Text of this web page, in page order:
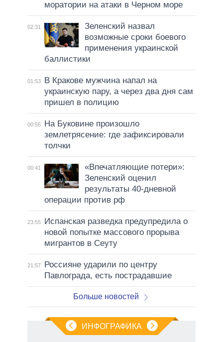
моратории на атаки в Черном море
02:31
Зеленский назвал
возможные сроки боевого
применения украинской
баллистики
01:53
В Кракове мужчина напал на
украинскую пару, а через два дня сам
пришел в полицию
00:55
На Буковине произошло
землетрясение: где зафиксировали
толчки
00:41
«Впечатляющие потери»:
Зеленский оценил
результаты 40-дневной
операции против рф
23:55
Испанская разведка предупредила о
новой попытке массового прорыва
мигрантов в Сеуту
21:57
Россияне ударили по центру
Павлограда, есть пострадавшие
Больше новостей
ИНФОГРАФИКА